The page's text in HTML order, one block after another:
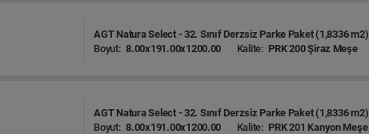
AGT Natura Select - 32. Sınıf Derzsiz Parke Paket (1,8336 m2)
Boyut: 8.00x191.00x1200.00 Kalite: PRK 200 Şiraz Meşe
AGT Natura Select - 32. Sınıf Derzsiz Parke Paket (1,8336 m2)
Boyut: 8.00x191.00x1200.00 Kalite: PRK 201 Kanyon Meşe